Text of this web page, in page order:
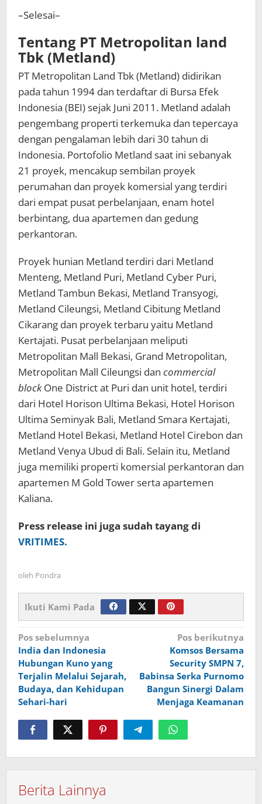
–Selesai–
Tentang PT Metropolitan land
Tbk (Metland)
PT Metropolitan Land Tbk (Metland) didirikan
pada tahun 1994 dan terdaftar di Bursa Efek
Indonesia (BEI) sejak Juni 2011. Metland adalah
pengembang properti terkemuka dan tepercaya
dengan pengalaman lebih dari 30 tahun di
Indonesia. Portofolio Metland saat ini sebanyak
21 proyek, mencakup sembilan proyek
perumahan dan proyek komersial yang terdiri
dari empat pusat perbelanjaan, enam hotel
berbintang, dua apartemen dan gedung
perkantoran.
Proyek hunian Metland terdiri dari Metland
Menteng, Metland Puri, Metland Cyber Puri,
Metland Tambun Bekasi, Metland Transyogi,
Metland Cileungsi, Metland Cibitung Metland
Cikarang dan proyek terbaru yaitu Metland
Kertajati. Pusat perbelanjaan meliputi
Metropolitan Mall Bekasi, Grand Metropolitan,
Metropolitan Mall Cileungsi dan commercial
blockOne District at Puri dan unit hotel, terdiri
dari Hotel Horison Ultima Bekasi, Hotel Horison
Ultima Seminyak Bali, Metland Smara Kertajati,
Metland Hotel Bekasi, Metland Hotel Cirebon dan
Metland Venya Ubud di Bali. Selain itu, Metland
juga memiliki properti komersial perkantoran dan
apartemen M Gold Tower serta apartemen
Kaliana.
Press release ini juga sudah tayang di
VRITIMES.
oleh Pondra
Ikuti Kami Pada
Navigasi
pos
Pos sebelumnya
India dan Indonesia
Hubungan Kuno yang
Terjalin Melalui Sejarah,
Budaya, dan Kehidupan
Sehari-hari
Pos berikutnya
Komsos Bersama
Security SMPN 7,
Babinsa Serka Purnomo
Bangun Sinergi Dalam
Menjaga Keamanan
Berita Lainnya